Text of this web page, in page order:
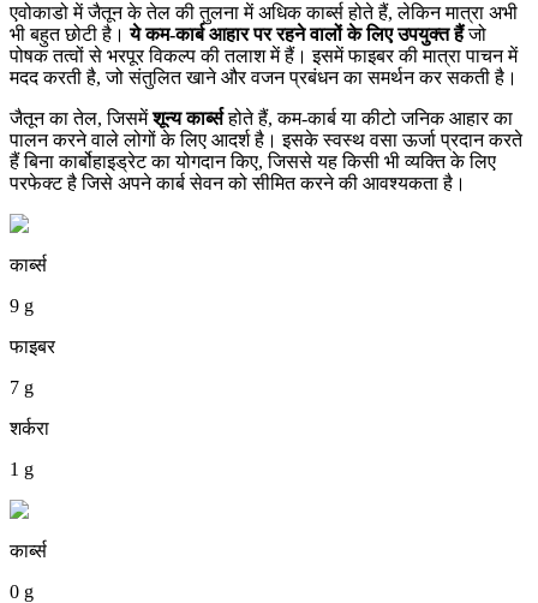
एवोकाडो में जैतून के तेल की तुलना में अधिक कार्ब्स होते हैं, लेकिन मात्रा अभी
भी बहुत छोटी है।ये कम-कार्ब आहार पर रहने वालों के लिए उपयुक्त हैंजो
पोषक तत्वों से भरपूर विकल्प की तलाश में हैं। इसमें फाइबर की मात्रा पाचन में
मदद करती है, जो संतुलित खाने और वजन प्रबंधन का समर्थन कर सकती है।
जैतून का तेल, जिसमेंशून्य कार्ब्सहोते हैं, कम-कार्ब या कीटो जनिक आहार का
पालन करने वाले लोगों के लिए आदर्श है। इसके स्वस्थ वसा ऊर्जा प्रदान करते
हैं बिना कार्बोहाइड्रेट का योगदान किए, जिससे यह किसी भी व्यक्ति के लिए
परफेक्ट है जिसे अपने कार्ब सेवन को सीमित करने की आवश्यकता है।
कार्ब्स
9 g
फाइबर
7 g
शर्करा
1 g
कार्ब्स
0 g